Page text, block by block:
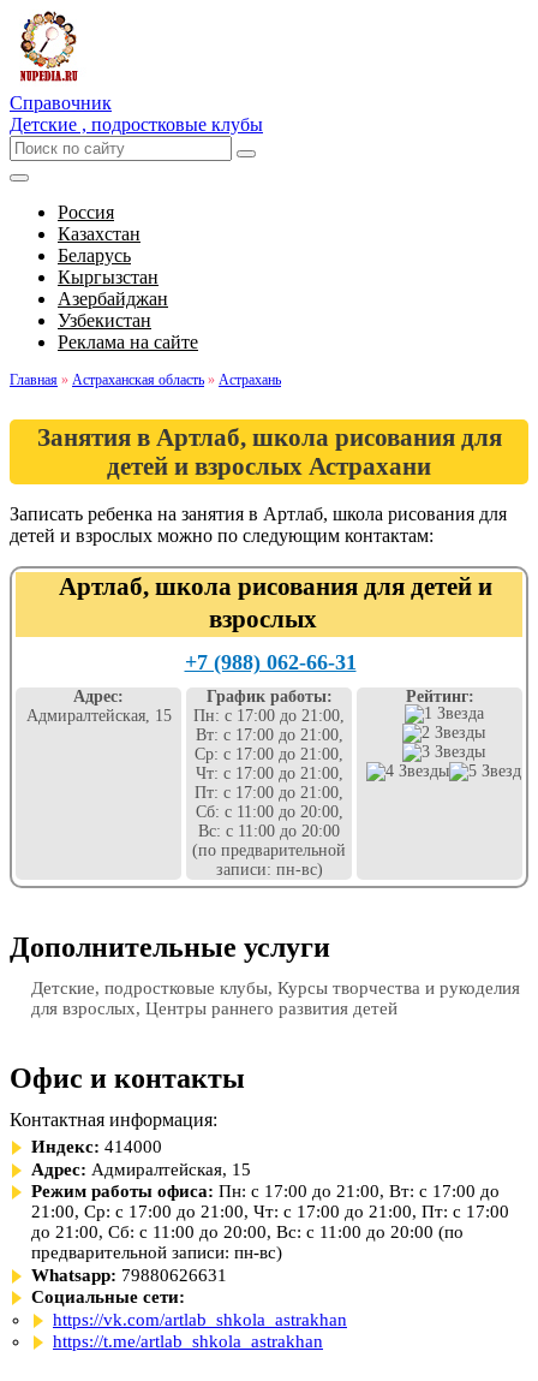
Справочник
Детские , подростковые клубы
Россия
Казахстан
Беларусь
Кыргызстан
Азербайджан
Узбекистан
Реклама на сайте
Главная » Астраханская область » Астрахань
Занятия в Артлаб, школа рисования для
детей и взрослых Астрахани
Записать ребенка на занятия в Артлаб, школа рисования для
детей и взрослых можно по следующим контактам:
Артлаб, школа рисования для детей и
взрослых
+7 (988) 062-66-31
Адрес:
Адмиралтейская, 15
График работы:
Пн: с 17:00 до 21:00,
Вт: с 17:00 до 21:00,
Ср: с 17:00 до 21:00,
Чт: с 17:00 до 21:00,
Пт: с 17:00 до 21:00,
Сб: с 11:00 до 20:00,
Вс: с 11:00 до 20:00
(по предварительной
записи: пн-вс)
Рейтинг:
Дополнительные услуги
Детские, подростковые клубы, Курсы творчества и рукоделия
для взрослых, Центры раннего развития детей
Офис и контакты
Контактная информация:
Индекс: 414000
Адрес: Адмиралтейская, 15
Режим работы офиса: Пн: с 17:00 до 21:00, Вт: с 17:00 до
21:00, Ср: с 17:00 до 21:00, Чт: с 17:00 до 21:00, Пт: с 17:00
до 21:00, Сб: с 11:00 до 20:00, Вс: с 11:00 до 20:00 (по
предварительной записи: пн-вс)
Whatsapp: 79880626631
Социальные сети:
https://vk.com/artlab_shkola_astrakhan
https://t.me/artlab_shkola_astrakhan